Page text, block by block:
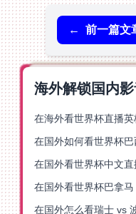
← 前一篇文
海外解锁国内